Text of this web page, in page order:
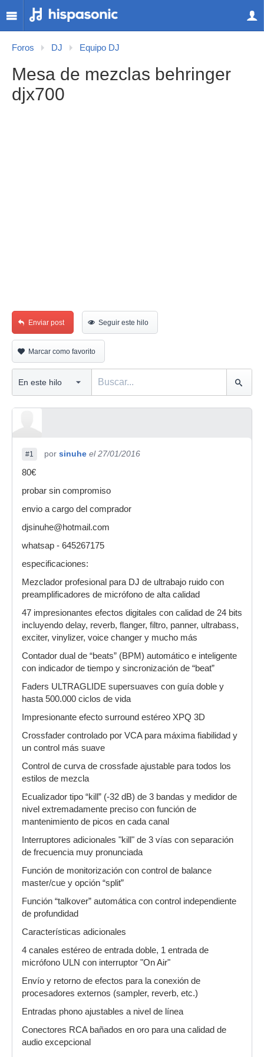
Foros DJ Equipo DJ
Mesa de mezclas behringer
djx700
Enviar post Seguir este hilo
Marcar como favorito
#1 por sinuhe el 27/01/2016
80€
probar sin compromiso
envio a cargo del comprador
djsinuhe@hotmail.com
whatsap - 645267175
especificaciones:
Mezclador profesional para DJ de ultrabajo ruido con
preamplificadores de micrófono de alta calidad
47 impresionantes efectos digitales con calidad de 24 bits
incluyendo delay, reverb, flanger, filtro, panner, ultrabass,
exciter, vinylizer, voice changer y mucho más
Contador dual de “beats” (BPM) automático e inteligente
con indicador de tiempo y sincronización de “beat”
Faders ULTRAGLIDE supersuaves con guía doble y
hasta 500.000 ciclos de vida
Impresionante efecto surround estéreo XPQ 3D
Crossfader controlado por VCA para máxima fiabilidad y
un control más suave
Control de curva de crossfade ajustable para todos los
estilos de mezcla
Ecualizador tipo “kill” (-32 dB) de 3 bandas y medidor de
nivel extremadamente preciso con función de
mantenimiento de picos en cada canal
Interruptores adicionales "kill" de 3 vías con separación
de frecuencia muy pronunciada
Función de monitorización con control de balance
master/cue y opción “split”
Función “talkover” automática con control independiente
de profundidad
Características adicionales
4 canales estéreo de entrada doble, 1 entrada de
micrófono ULN con interruptor "On Air"
Envío y retorno de efectos para la conexión de
procesadores externos (sampler, reverb, etc.)
Entradas phono ajustables a nivel de línea
Conectores RCA bañados en oro para una calidad de
audio excepcional